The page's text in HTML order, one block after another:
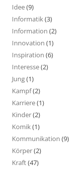
Idee(9)
Informatik(3)
Information (2)
Innovation (1)
Inspiration (6)
Interesse(2)
Jung(1)
Kampf(2)
Karriere(1)
Kinder(2)
Komik(1)
Kommunikation (9)
Körper(2)
Kraft(47)